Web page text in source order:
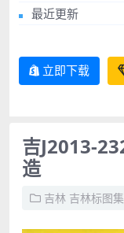
最近更新
立即下载
吉J2013-
造
吉林 吉林标图集